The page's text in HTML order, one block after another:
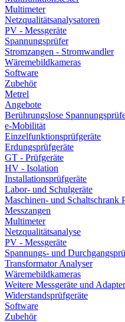
Multimeter
Netzqualitätsanalysatoren
PV - Messgeräte
Spannungsprüfer
Stromzangen - Stromwandler
Wäremebildkameras
Software
Zubehör
Metrel
Angebote
Berührungslose
e-Mobilität
Einzelfunktionsprüfgeräte
Erdungsprüfgeräte
GT - Prüfgeräte
HV - Isolation
Installationsprüfgeräte
Labor- und Schulgeräte
Maschinen- und Schaltschrank
Messzangen
Multimeter
Netzqualitätsanalyse
PV - Messgeräte
Spannungs- und
Transformator Analyser
Wäremebildkameras
Weitere Messgeräte und Adapter
Widerstandsprüfgeräte
Software
Zubehör